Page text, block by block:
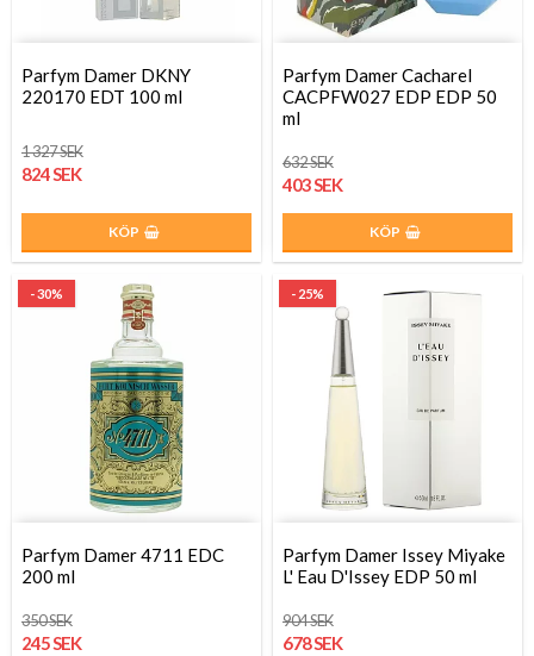
Parfym Damer DKNY
220170 EDT 100 ml
1 327 SEK
824 SEK
KÖP
Parfym Damer Cacharel
CACPFW027 EDP EDP 50
ml
632 SEK
403 SEK
KÖP
- 30%
Parfym Damer 4711 EDC
200 ml
350 SEK
245 SEK
- 25%
Parfym Damer Issey Miyake
L' Eau D'Issey EDP 50 ml
904 SEK
678 SEK